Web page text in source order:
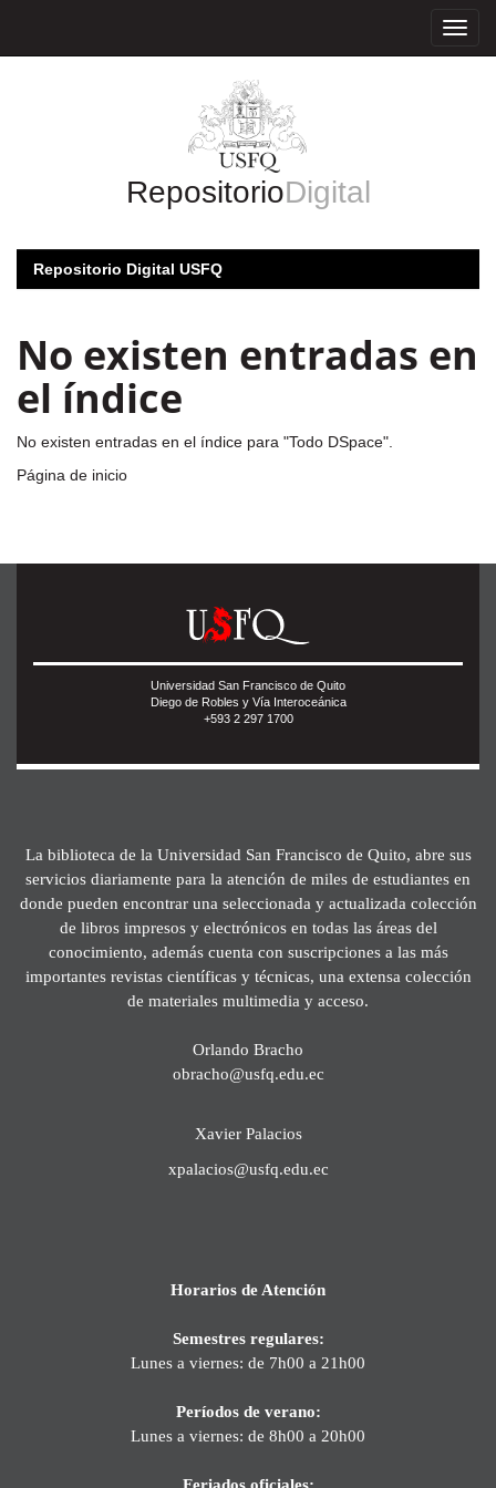
RepositorioDigital
Repositorio Digital USFQ
No existen entradas en
el índice
No existen entradas en el índice para "Todo DSpace".
Página de inicio
Universidad San Francisco de Quito
Diego de Robles y Vía Interoceánica
+593 2 297 1700
La biblioteca de la Universidad San Francisco de Quito, abre sus
servicios diariamente para la atención de miles de estudiantes en
donde pueden encontrar una seleccionada y actualizada colección
de libros impresos y electrónicos en todas las áreas del
conocimiento, además cuenta con suscripciones a las más
importantes revistas científicas y técnicas, una extensa colección
de materiales multimedia y acceso.
Orlando Bracho
obracho@usfq.edu.ec
Xavier Palacios
xpalacios@usfq.edu.ec
Horarios de Atención
Semestres regulares:
Lunes a viernes: de 7h00 a 21h00
Períodos de verano:
Lunes a viernes: de 8h00 a 20h00
Feriados oficiales: